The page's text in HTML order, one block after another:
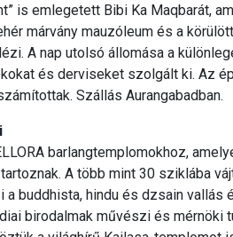
is emlegetett Bibi Ka Maqbarát,
márvány mauzóleum és a
A nap utolsó állomása a
és derviseket szolgált ki. Az
Szállás Aurangabadban.
barlangtemplomokhoz,
A több mint 30 sziklába
buddhista, hindu és dzsain vallás
birodalmak művészi és mérnöki